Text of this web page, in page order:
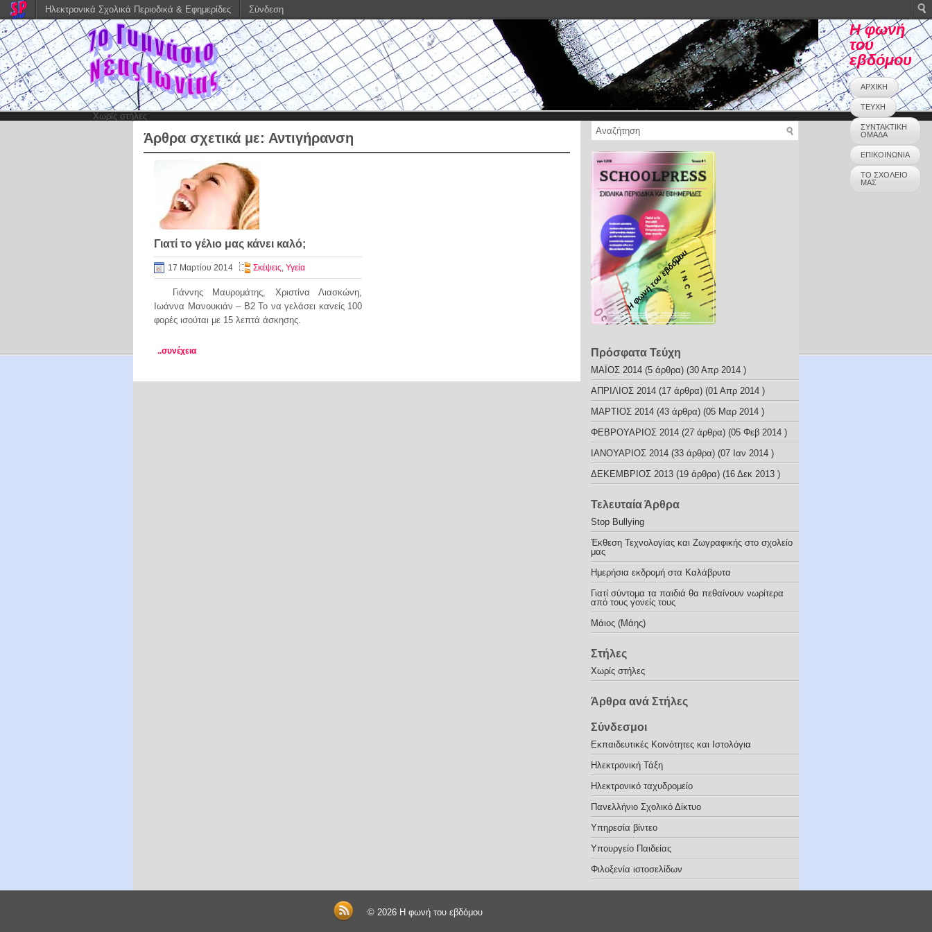
Η φωνή
του
εβδόμου
ΑΡΧΙΚΗ
ΤΕΥΧΗ
ΣΥΝΤΑΚΤΙΚΗ
ΟΜΑΔΑ
ΕΠΙΚΟΙΝΩΝΙΑ
ΤΟ ΣΧΟΛΕΙΟ
ΜΑΣ
Χωρίς στήλες
Άρθρα σχετικά με: Αντιγήρανση
Γιατί το γέλιο μας κάνει καλό;
17 Μαρτίου 2014 Σκέψεις, Υγεία
Γιάννης Μαυρομάτης, Χριστίνα Λιασκώνη,
Ιωάννα Μανουκιάν – Β2 Το να γελάσει κανείς 100
φορές ισούται με 15 λεπτά άσκησης.
..συνέχεια
Η φωνή του εβδόμου
Πρόσφατα Τεύχη
ΜΑΪΟΣ 2014 (5 άρθρα) (30 Απρ 2014 )
ΑΠΡΙΛΙΟΣ 2014 (17 άρθρα) (01 Απρ 2014 )
ΜΑΡΤΙΟΣ 2014 (43 άρθρα) (05 Μαρ 2014 )
ΦΕΒΡΟΥΑΡΙΟΣ 2014 (27 άρθρα) (05 Φεβ 2014 )
ΙΑΝΟΥΑΡΙΟΣ 2014 (33 άρθρα) (07 Ιαν 2014 )
ΔΕΚΕΜΒΡΙΟΣ 2013 (19 άρθρα) (16 Δεκ 2013 )
Τελευταία Άρθρα
Stop Bullying
Έκθεση Τεχνολογίας και Ζωγραφικής στο σχολείο
μας
Ημερήσια εκδρομή στα Καλάβρυτα
Γιατί σύντομα τα παιδιά θα πεθαίνουν νωρίτερα
από τους γονείς τους
Μάιος (Μάης)
Στήλες
Χωρίς στήλες
Άρθρα ανά Στήλες
Σύνδεσμοι
Εκπαιδευτικές Κοινότητες και Ιστολόγια
Ηλεκτρονική Τάξη
Ηλεκτρονικό ταχυδρομείο
Πανελλήνιο Σχολικό Δίκτυο
Υπηρεσία βίντεο
Υπουργείο Παιδείας
Φιλοξενία ιστοσελίδων
© 2026 Η φωνή του εβδόμου
Ηλεκτρονικά Σχολικά Περιοδικά & Εφημερίδες Σύνδεση